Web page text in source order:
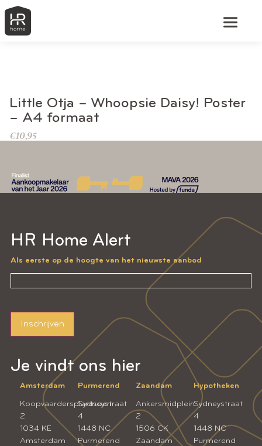
BEKIJK DIT PRODUCT
Little Otja – Whoopsie Daisy! Poster
– A4 formaat
€10,95
Je vindt ons hier
Amsterdam
Koopvaardersplantsoen
2
1034 KE
Amsterdam
Purmerend
Sydneystraat
4
1448 NC
Purmerend
Zaandam
Ankersmidplein
2
1506 CK
Zaandam
Hypotheken
Sydneystraat
4
1448 NC
Purmerend
HR Home Alert
Als eerste op de hoogte van het nieuwste aanbod
Inschrijven